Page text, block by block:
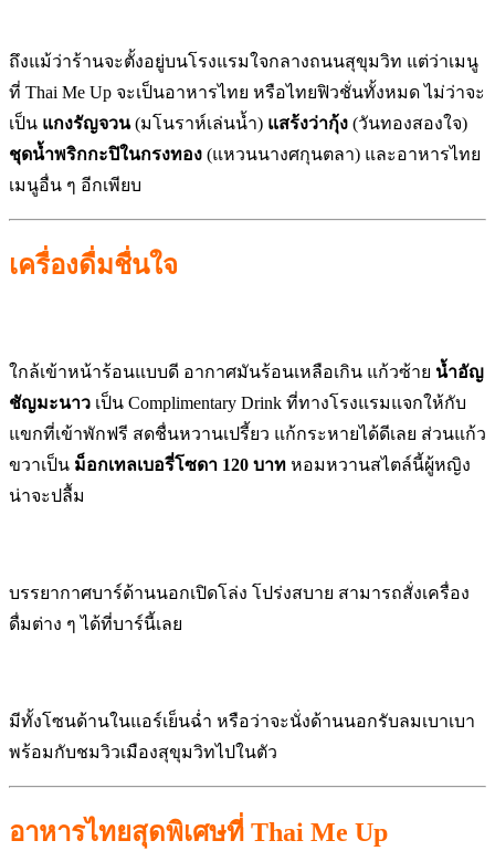
ถึงแม้ว่าร้านจะตั้งอยู่บนโรงแรมใจกลางถนนสุขุมวิท แต่ว่าเมนู
ที่ Thai Me Up จะเป็นอาหารไทย หรือไทยฟิวชั่นทั้งหมด ไม่ว่าจะ
เป็น แกงรัญจวน(มโนราห์เล่นน้ำ) แสร้งว่ากุ้ง (วันทองสองใจ)
ชุดน้ำพริกกะปิในกรงทอง (แหวนนางศกุนตลา) และอาหารไทย
เมนูอื่น ๆ อีกเพียบ
เครื่องดื่มชื่นใจ
ใกล้เข้าหน้าร้อนแบบดี อากาศมันร้อนเหลือเกิน แก้วซ้าย น้ำอัญ
ชัญมะนาว เป็น Complimentary Drink ที่ทางโรงแรมแจกให้กับ
แขกที่เข้าพักฟรี สดชื่นหวานเปรี้ยว แก้กระหายได้ดีเลย ส่วนแก้ว
ขวาเป็น ม็อกเทลเบอรี่โซดา 120 บาท หอมหวานสไตล์นี้ผู้หญิง
น่าจะปลื้ม
บรรยากาศบาร์ด้านนอกเปิดโล่ง โปร่งสบาย สามารถสั่งเครื่อง
ดื่มต่าง ๆ ได้ที่บาร์นี้เลย
มีทั้งโซนด้านในแอร์เย็นฉ่ำ หรือว่าจะนั่งด้านนอกรับลมเบาเบา
พร้อมกับชมวิวเมืองสุขุมวิทไปในตัว
อาหารไทยสุดพิเศษที่ Thai Me Up